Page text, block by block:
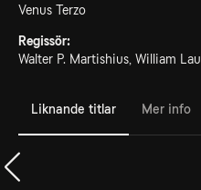
Venus Terzo
Regissör:
Walter P. Martishius, William Lau
Liknande titlar Mer info